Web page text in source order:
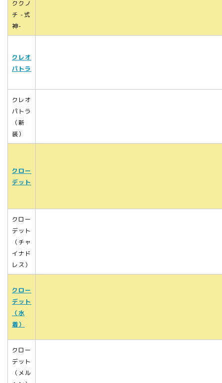
ククノ
チ -式
神-
クレオ
パトラ
クレオ
パトラ
（新
装）
クロー
デット
クロー
デット
（チャ
イナド
レス）
クロー
デット
（水
着）
クロー
デット
（メル